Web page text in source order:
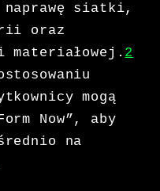
naprawę siatki,
oraz
materiałowej. 2
mogą
Now”, aby
na